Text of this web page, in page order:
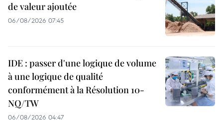
de valeur ajoutée
06/08/2026 07:45
IDE : passer d'une logique de volume
à une logique de qualité
conformément à la Résolution 10-
NQ/TW
06/08/2026 04:47